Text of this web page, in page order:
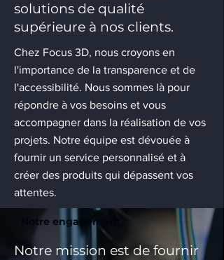
solutions de qualité
supérieure à nos clients.
Chez Focus 3D, nous croyons en
l'importance de la transparence et de
l'accessibilité. Nous sommes là pour
répondre à vos besoins et vous
accompagner dans la réalisation de vos
projets. Notre équipe est dévouée à
fournir un service personnalisé et à
créer des produits qui dépassent vos
attentes.
Notre engagement
Notre mission est de fournir